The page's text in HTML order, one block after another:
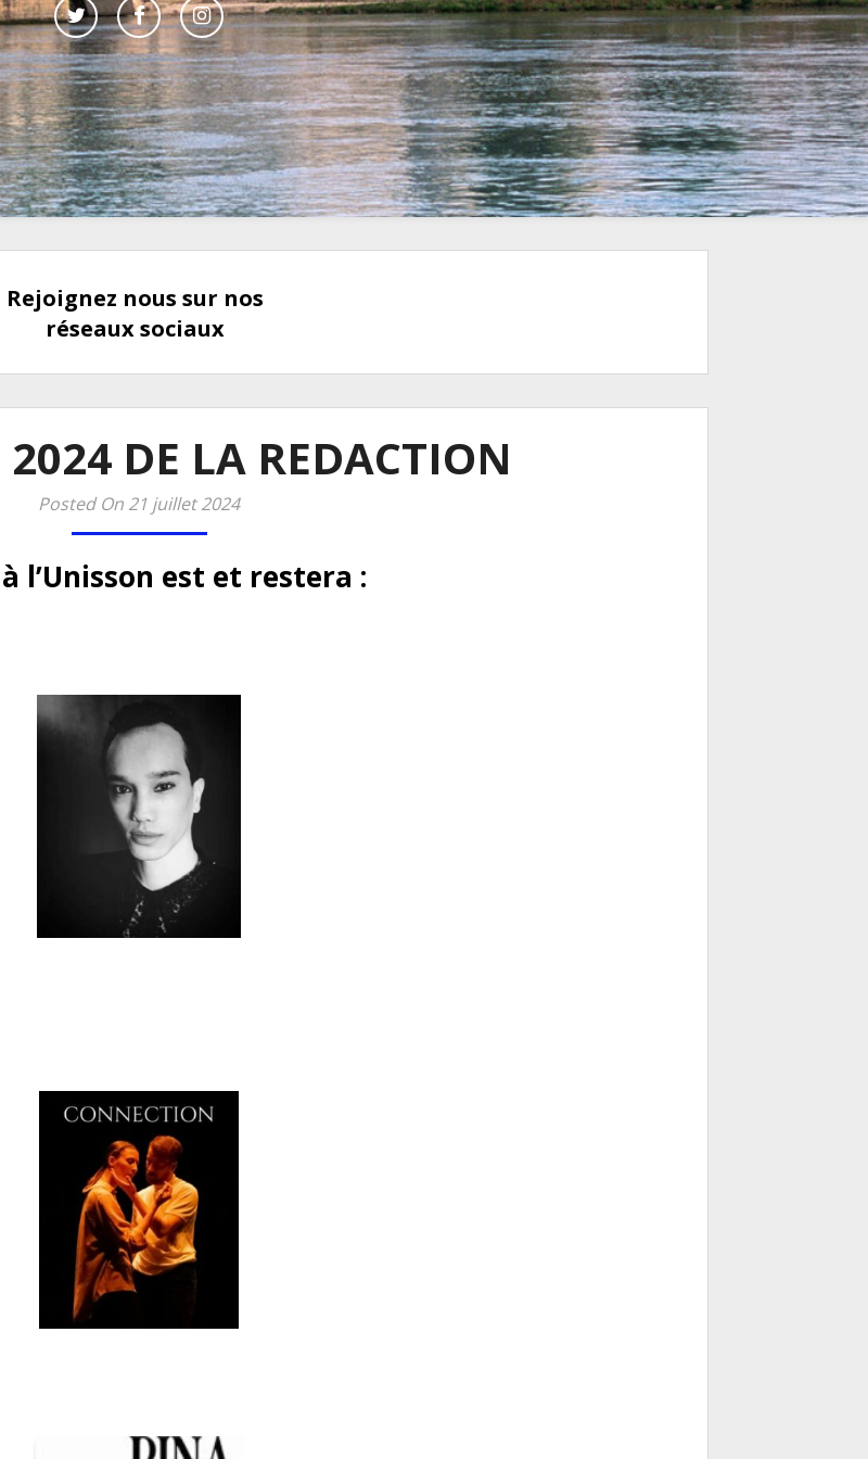
Rejoignez nous sur nos
réseaux sociaux
DE LA REDACTION
Posted On 21 juillet 2024
l’Unisson est et restera :